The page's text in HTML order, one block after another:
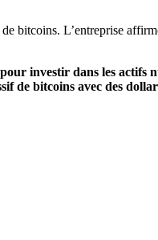
bitcoins. L’entreprise
investir dans les actifs
de bitcoins avec des